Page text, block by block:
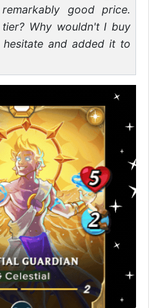
good price.
Why wouldn't I buy
and added it to